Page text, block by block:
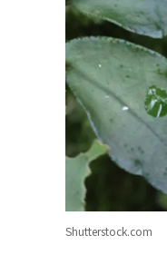
Shutterstock.com